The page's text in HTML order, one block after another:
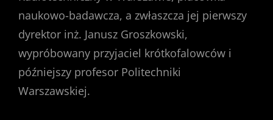
naukowo-badawcza, a zwłaszcza jej pierwszy
dyrektor inż. Janusz Groszkowski,
wypróbowany przyjaciel krótkofalowców i
późniejszy profesor Politechniki
Warszawskiej.